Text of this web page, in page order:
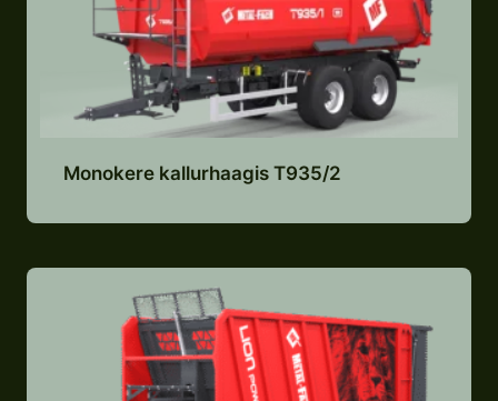
Monokere kallurhaagis T935/2